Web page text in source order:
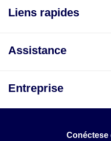
Liens rapides
Assistance
Entreprise